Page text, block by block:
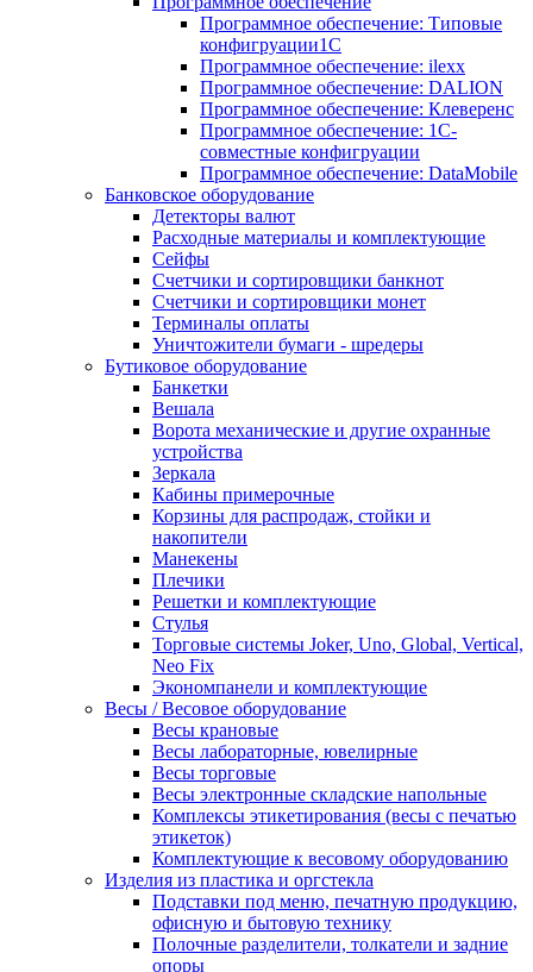
Программное обеспечение: Типовые
конфигруации1С
Программное обеспечение: ilexx
Программное обеспечение: DALION
Программное обеспечение: Клеверенс
Программное обеспечение: 1С-
совместные конфигруации
Программное обеспечение: DataMobile
Банковское оборудование
Детекторы валют
Расходные материалы и комплектующие
Сейфы
Счетчики и сортировщики банкнот
Счетчики и сортировщики монет
Терминалы оплаты
Уничтожители бумаги - шредеры
Бутиковое оборудование
Банкетки
Вешала
Ворота механические и другие охранные
устройства
Зеркала
Кабины примерочные
Корзины для распродаж, стойки и
накопители
Манекены
Плечики
Решетки и комплектующие
Стулья
Торговые системы Joker, Uno, Global, Vertical,
Neo Fix
Экономпанели и комплектующие
Весы / Весовое оборудование
Весы крановые
Весы лабораторные, ювелирные
Весы торговые
Весы электронные складские напольные
Комплексы этикетирования (весы с печатью
этикеток)
Комплектующие к весовому оборудованию
Изделия из пластика и оргстекла
Подставки под меню, печатную продукцию,
офисную и бытовую технику
Полочные разделители, толкатели и задние
опоры